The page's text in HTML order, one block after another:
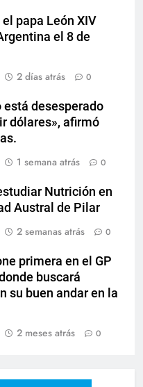
papa León XIV
el 8 de
2 días atrás 0
está desesperado
dólares», afirmó
1 semana atrás 0
Nutrición en
Austral de Pilar
2 semanas atrás 0
primera en el GP
buscará
su buen andar en la
2 meses atrás 0